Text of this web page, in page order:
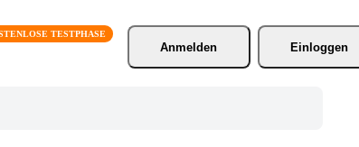
Anmelden
Einloggen